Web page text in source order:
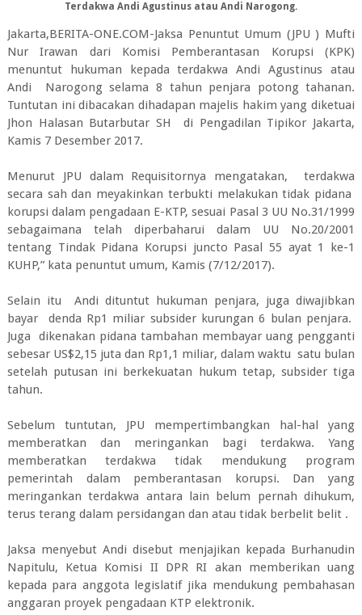
Terdakwa Andi Agustinus atau Andi Narogong.
Jakarta,BERITA-ONE.COM-Jaksa Penuntut Umum (JPU ) Mufti
Nur Irawan dari Komisi Pemberantasan Korupsi (KPK)
menuntut hukuman kepada terdakwa Andi Agustinus atau
Andi Narogong selama 8 tahun penjara potong tahanan.
Tuntutan ini dibacakan dihadapan majelis hakim yang diketuai
Jhon Halasan Butarbutar SH di Pengadilan Tipikor Jakarta,
Kamis 7 Desember 2017.
Menurut JPU dalam Requisitornya mengatakan, terdakwa
secara sah dan meyakinkan terbukti melakukan tidak pidana
korupsi dalam pengadaan E-KTP, sesuai Pasal 3 UU No.31/1999
sebagaimana telah diperbaharui dalam UU No.20/2001
tentang Tindak Pidana Korupsi juncto Pasal 55 ayat 1 ke-1
KUHP,” kata penuntut umum, Kamis (7/12/2017).
Selain itu Andi dituntut hukuman penjara, juga diwajibkan
bayar denda Rp1 miliar subsider kurungan 6 bulan penjara.
Juga dikenakan pidana tambahan membayar uang pengganti
sebesar US$2,15 juta dan Rp1,1 miliar, dalam waktu satu bulan
setelah putusan ini berkekuatan hukum tetap, subsider tiga
tahun.
Sebelum tuntutan, JPU mempertimbangkan hal-hal yang
memberatkan dan meringankan bagi terdakwa. Yang
memberatkan terdakwa tidak mendukung program
pemerintah dalam pemberantasan korupsi. Dan yang
meringankan terdakwa antara lain belum pernah dihukum,
terus terang dalam persidangan dan atau tidak berbelit belit .
Jaksa menyebut Andi disebut menjajikan kepada Burhanudin
Napitulu, Ketua Komisi II DPR RI akan memberikan uang
kepada para anggota legislatif jika mendukung pembahasan
anggaran proyek pengadaan KTP elektronik.